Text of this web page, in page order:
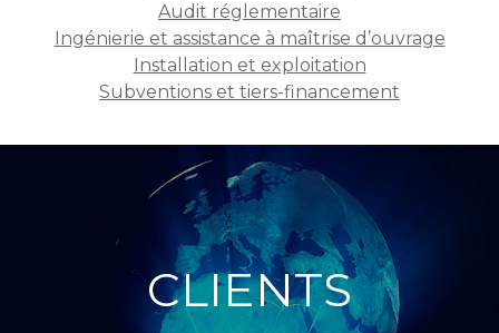
Audit réglementaire
Ingénierie et assistance à maîtrise d’ouvrage
Installation et exploitation
Subventions et tiers-financement
CLIENTS